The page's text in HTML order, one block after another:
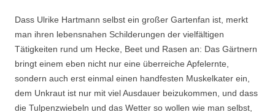
Dass Ulrike Hartmann selbst ein großer Gartenfan ist, merkt
man ihren lebensnahen Schilderungen der vielfältigen
Tätigkeiten rund um Hecke, Beet und Rasen an: Das Gärtnern
bringt einem eben nicht nur eine überreiche Apfelernte,
sondern auch erst einmal einen handfesten Muskelkater ein,
dem Unkraut ist nur mit viel Ausdauer beizukommen, und dass
die Tulpenzwiebeln und das Wetter so wollen wie man selbst,